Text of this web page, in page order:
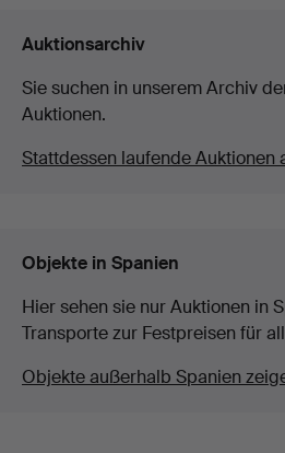
Auktionsarchiv
Sie suchen in unserem Archiv
Auktionen.
Stattdessen laufende Auktionen
Objekte in Spanien
Hier sehen sie nur Auktionen in
Transporte zur Festpreisen für
Objekte außerhalb Spanien